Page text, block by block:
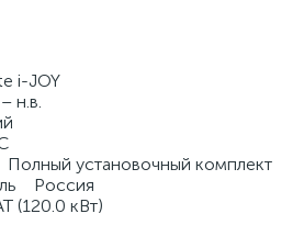
i-JOY
н.в.
установочный комплект
Россия
(120.0 кВт)